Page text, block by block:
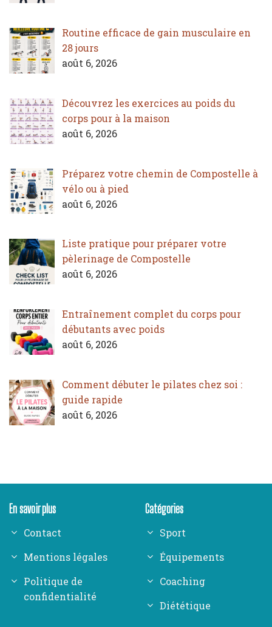
Routine efficace de gain musculaire en
28 jours
août 6, 2026
Découvrez les exercices au poids du
corps pour à la maison
août 6, 2026
Préparez votre chemin de Compostelle à
vélo ou à pied
août 6, 2026
Liste pratique pour préparer votre
pèlerinage de Compostelle
août 6, 2026
Entraînement complet du corps pour
débutants avec poids
août 6, 2026
Comment débuter le pilates chez soi :
guide rapide
août 6, 2026
En savoir plus
Contact
Mentions légales
Politique de
confidentialité
Catégories
Sport
Équipements
Coaching
Diététique